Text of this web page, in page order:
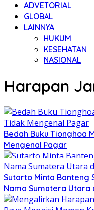
ADVETORIAL
GLOBAL
LAINNYA
HUKUM
KESEHATAN
NASIONAL
Harapan
Bedah Buku Tionghoa
Mengenal Pagar
Sutarto Minta Banteng
Nama Sumatera Utara